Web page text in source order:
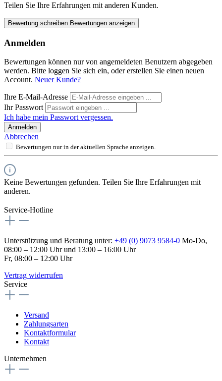
Teilen Sie Ihre Erfahrungen mit anderen Kunden.
Bewertung schreiben Bewertungen anzeigen
Anmelden
Bewertungen können nur von angemeldeten Benutzern abgegeben
werden. Bitte loggen Sie sich ein, oder erstellen Sie einen neuen
Account. Neuer Kunde?
Ihre E-Mail-Adresse
Ihr Passwort
Ich habe mein Passwort vergessen.
Anmelden
Abbrechen
Bewertungen nur in der aktuellen Sprache anzeigen.
Keine Bewertungen gefunden. Teilen Sie Ihre Erfahrungen mit
anderen.
Service-Hotline
Unterstützung und Beratung unter: +49 (0) 9073 9584-0 Mo-Do,
08:00 – 12:00 Uhr und 13:00 – 16:00 Uhr
Fr, 08:00 – 12:00 Uhr
Vertrag widerrufen
Service
Versand
Zahlungsarten
Kontaktformular
Kontakt
Unternehmen